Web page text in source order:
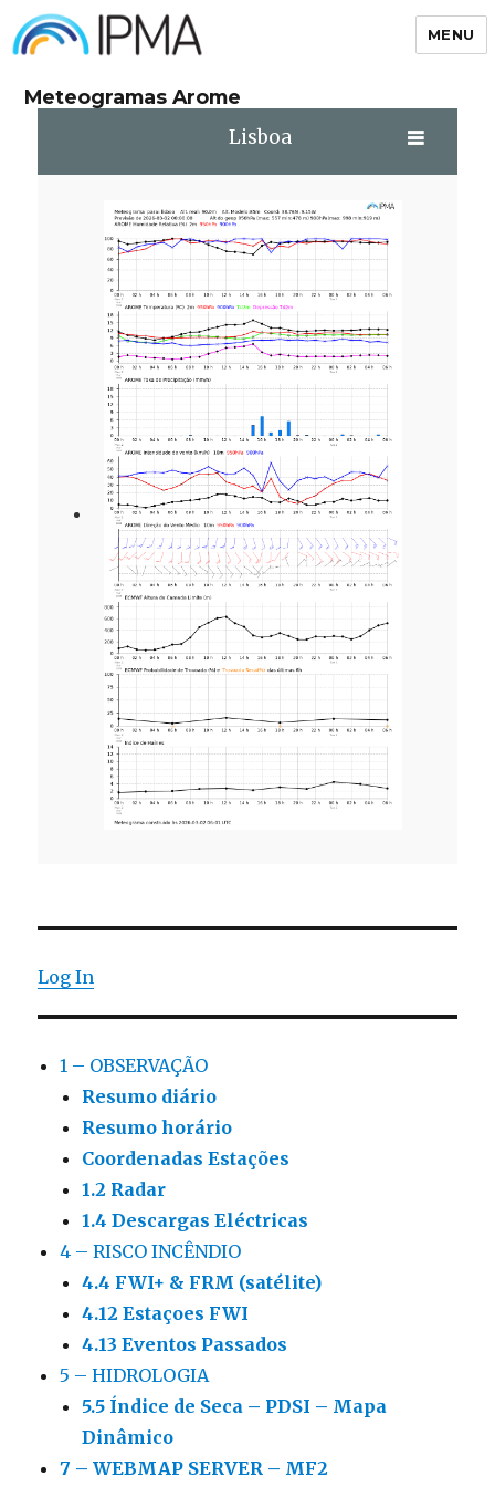
IPMA
MENU
Meteogramas Arome
Lisboa
Log In
1 – OBSERVAÇÃO
Resumo diário
Resumo horário
Coordenadas Estações
1.2 Radar
1.4 Descargas Eléctricas
4 – RISCO INCÊNDIO
4.4 FWI+ & FRM (satélite)
4.12 Estaçoes FWI
4.13 Eventos Passados
5 – HIDROLOGIA
5.5 Índice de Seca – PDSI – Mapa
Dinâmico
7 – WEBMAP SERVER – MF2